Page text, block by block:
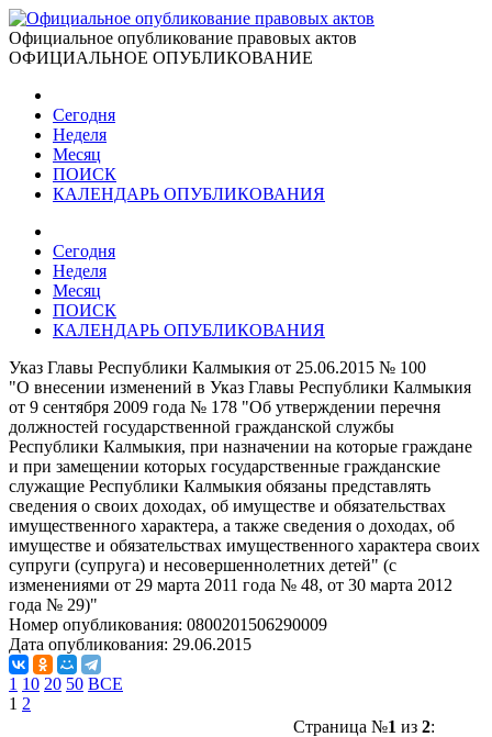
Официальное опубликование правовых актов
ОФИЦИАЛЬНОЕ ОПУБЛИКОВАНИЕ
Сегодня
Неделя
Месяц
ПОИСК
КАЛЕНДАРЬ ОПУБЛИКОВАНИЯ
Сегодня
Неделя
Месяц
ПОИСК
КАЛЕНДАРЬ ОПУБЛИКОВАНИЯ
Указ Главы Республики Калмыкия от 25.06.2015 № 100
"О внесении изменений в Указ Главы Республики Калмыкия
от 9 сентября 2009 года № 178 "Об утверждении перечня
должностей государственной гражданской службы
Республики Калмыкия, при назначении на которые граждане
и при замещении которых государственные гражданские
служащие Республики Калмыкия обязаны представлять
сведения о своих доходах, об имуществе и обязательствах
имущественного характера, а также сведения о доходах, об
имуществе и обязательствах имущественного характера своих
супруги (супруга) и несовершеннолетних детей" (с
изменениями от 29 марта 2011 года № 48, от 30 марта 2012
года № 29)"
Номер опубликования: 0800201506290009
Дата опубликования: 29.06.2015
1 10 20 50 ВСЕ
1 2
Страница №1 из 2: